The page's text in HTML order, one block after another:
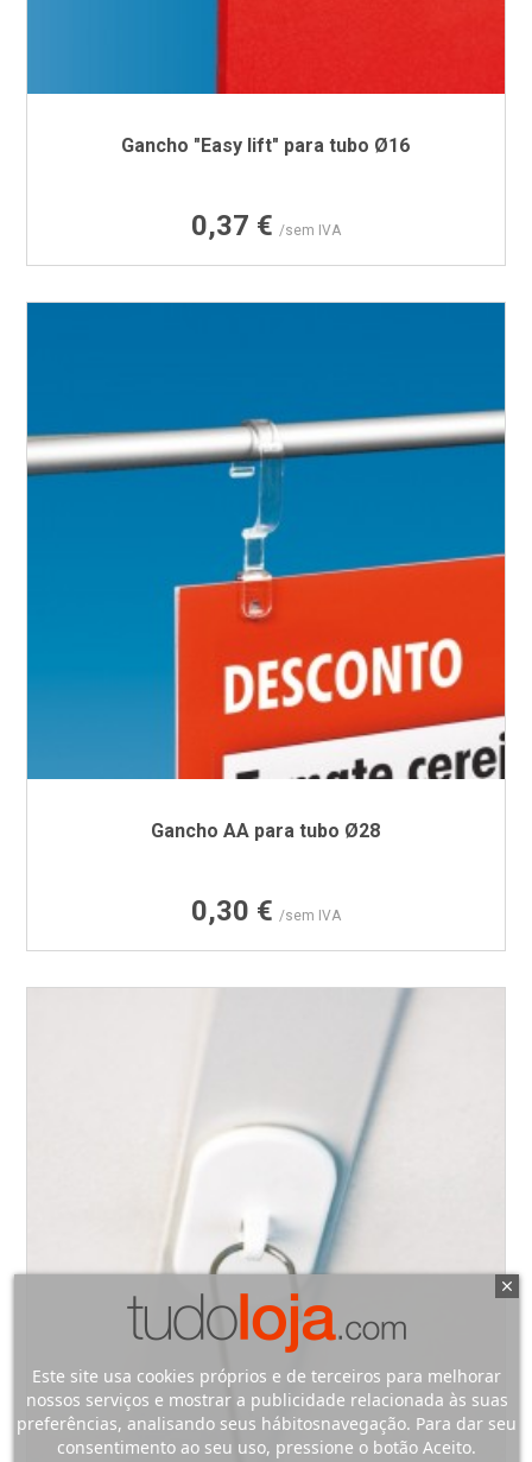
Gancho "Easy lift" para tubo Ø16
Preço
0,37 € /sem IVA
Gancho AA para tubo Ø28
Preço
0,30 € /sem IVA
Este site usa cookies próprios e de terceiros para melhorar
nossos serviços e mostrar a publicidade relacionada às suas
preferências, analisando seus hábitosnavegação. Para dar seu
consentimento ao seu uso, pressione o botão Aceito.